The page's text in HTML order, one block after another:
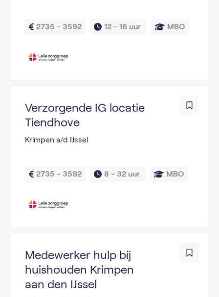
2735 - 3592 12 - 16 uur MBO
Verzorgende IG locatie
Tiendhove
Krimpen a/d IJssel
2735 - 3592 8 - 32 uur MBO
Medewerker hulp bij
huishouden Krimpen
aan den IJssel